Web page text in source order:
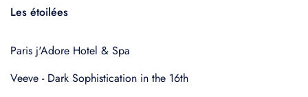
Les étoilées
Paris j'Adore Hotel & Spa
Veeve - Dark Sophistication in the 16th